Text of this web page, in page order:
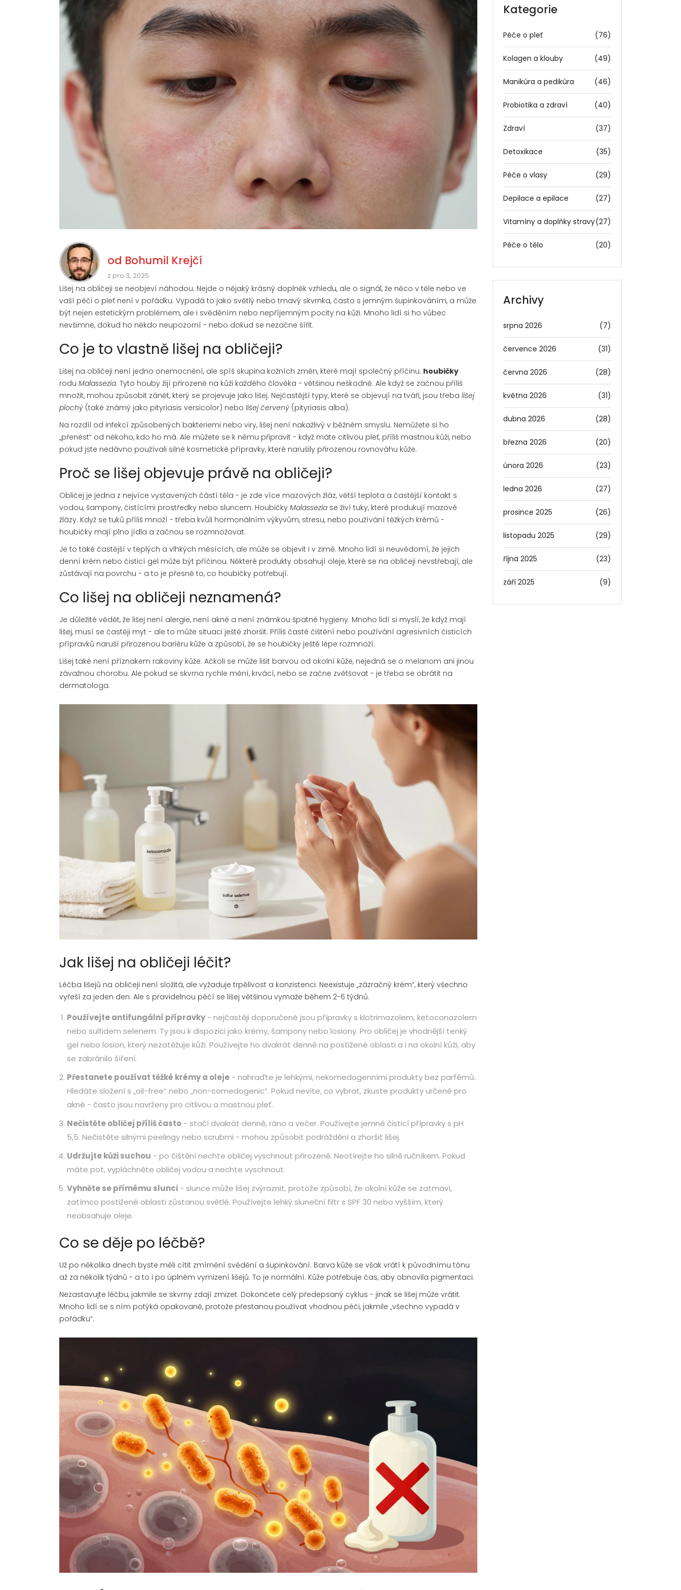
od Bohumil Krejčí
z pro 3, 2025
Lišej na obličeji se neobjeví náhodou. Nejde o nějaký krásný doplněk vzhledu, ale o signál, že něco v těle nebo ve
vaší péči o pleť není v pořádku. Vypadá to jako světlý nebo tmavý skvrnka, často s jemným šupinkováním, a může
být nejen estetickým problémem, ale i svěděním nebo nepříjemným pocity na kůži. Mnoho lidí si ho vůbec
nevšimne, dokud ho někdo neupozorní - nebo dokud se nezačne šířit.
Co je to vlastně lišej na obličeji?
Lišej na obličeji není jedno onemocnění, ale spíš skupina kožních změn, které mají společný příčinu: houbičky
rodu Malassezia. Tyto houby žijí přirozeně na kůži každého člověka - většinou neškodně. Ale když se začnou příliš
množit, mohou způsobit zánět, který se projevuje jako lišej. Nejčastější typy, které se objevují na tváři, jsou třeba lišej
plochý (také známý jako pityriasis versicolor) nebo lišej červený (pityriasis alba).
Na rozdíl od infekcí způsobených bakteriemi nebo viry, lišej není nakažlivý v běžném smyslu. Nemůžete si ho
„přenést“ od někoho, kdo ho má. Ale můžete se k němu připravit - když máte citlivou pleť, příliš mastnou kůži, nebo
pokud jste nedávno používali silné kosmetické přípravky, které narušily přirozenou rovnováhu kůže.
Proč se lišej objevuje právě na obličeji?
Obličej je jedna z nejvíce vystavených částí těla - je zde více mazových žláz, větší teplota a častější kontakt s
vodou, šampony, čistícími prostředky nebo sluncem. Houbičky Malassezia se živí tuky, které produkují mazové
žlázy. Když se tuků příliš množí - třeba kvůli hormonálním výkyvům, stresu, nebo používání těžkých krémů -
houbičky mají plno jídla a začnou se rozmnožovat.
Je to také častější v teplých a vlhkých měsících, ale může se objevit i v zimě. Mnoho lidí si neuvědomí, že jejich
denní krém nebo čisticí gel může být příčinou. Některé produkty obsahují oleje, které se na obličeji nevstřebají, ale
zůstávají na povrchu - a to je přesně to, co houbičky potřebují.
Co lišej na obličeji neznamená?
Je důležité vědět, že lišej není alergie, není akné a není známkou špatné hygieny. Mnoho lidí si myslí, že když mají
lišej, musí se častěji myt - ale to může situaci ještě zhoršit. Příliš časté čištění nebo používání agresivních čisticích
přípravků naruší přirozenou bariéru kůže a způsobí, že se houbičky ještě lépe rozmnoží.
Lišej také není příznakem rakoviny kůže. Ačkoli se může lišit barvou od okolní kůže, nejedná se o melanom ani jinou
závažnou chorobu. Ale pokud se skvrna rychle mění, krvácí, nebo se začne zvětšovat - je třeba se obrátit na
dermatologa.
Jak lišej na obličeji léčit?
Léčba lišejů na obličeji není složitá, ale vyžaduje trpělivost a konzistenci. Neexistuje „zázračný krém“, který všechno
vyřeší za jeden den. Ale s pravidelnou péčí se lišej většinou vymaže během 2-6 týdnů.
Používejte antifungální přípravky- nejčastěji doporučené jsou přípravky s klotrimazolem, ketoconazolem
nebo sulfidem selenem. Ty jsou k dispozici jako krémy, šampony nebo losiony. Pro obličej je vhodnější tenký
gel nebo losion, který nezatěžuje kůži. Používejte ho dvakrát denně na postižené oblasti a i na okolní kůži, aby
se zabránilo šíření.
Přestanete používat těžké krémy a oleje - nahraďte je lehkými, nekomedogenními produkty bez parfémů.
Hledáte složení s „oil-free“ nebo „non-comedogenic“. Pokud nevíte, co vybrat, zkuste produkty určené pro
akné - často jsou navrženy pro citlivou a mastnou pleť.
Nečistěte obličej příliš často - stačí dvakrát denně, ráno a večer. Používejte jemné čisticí přípravky s pH
5,5. Nečistěte silnými peelingy nebo scrubmi - mohou způsobit podráždění a zhoršit lišej.
Udržujte kůži suchou - po čištění nechte obličej vyschnout přirozeně. Neotírejte ho silně ručníkem. Pokud
máte pot, vypláchněte obličej vodou a nechte vyschnout.
Vyhněte se přímému slunci - slunce může lišej zvýraznit, protože způsobí, že okolní kůže se zatmaví,
zatímco postižené oblasti zůstanou světlé. Používejte lehký sluneční filtr s SPF 30 nebo vyšším, který
neobsahuje oleje.
Co se děje po léčbě?
Už po několika dnech byste měli cítit zmírnění svědění a šupinkování. Barva kůže se však vrátí k původnímu tónu
až za několik týdnů - a to i po úplném vymizení lišejů. To je normální. Kůže potřebuje čas, aby obnovila pigmentaci.
Nezastavujte léčbu, jakmile se skvrny zdají zmizet. Dokončete celý předepsaný cyklus - jinak se lišej může vrátit.
Mnoho lidí se s ním potýká opakovaně, protože přestanou používat vhodnou péči, jakmile „všechno vypadá v
pořádku“.
Kategorie
Péče o pleť (76)
Kolagen a klouby (49)
Manikúra a pedikúra (46)
Probiotika a zdraví (40)
Zdraví (37)
Detoxikace (35)
Péče o vlasy (29)
Depilace a epilace (27)
Vitamíny a doplňky stravy(27)
Péče o tělo (20)
Archivy
srpna 2026 (7)
července 2026 (31)
června 2026 (28)
května 2026 (31)
dubna 2026 (28)
března 2026 (20)
února 2026 (23)
ledna 2026 (27)
prosince 2025 (26)
listopadu 2025 (29)
října 2025 (23)
září 2025 (9)